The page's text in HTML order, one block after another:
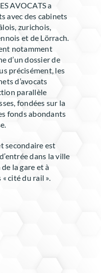
AVOCATS a
avec des cabinets
zurichois,
et de Lörrach.
notamment
d’un dossier de
précisément, les
d’avocats
parallèle
fondées sur la
fonds abondants
secondaire est
dans la ville
la gare et à
cité du rail ».